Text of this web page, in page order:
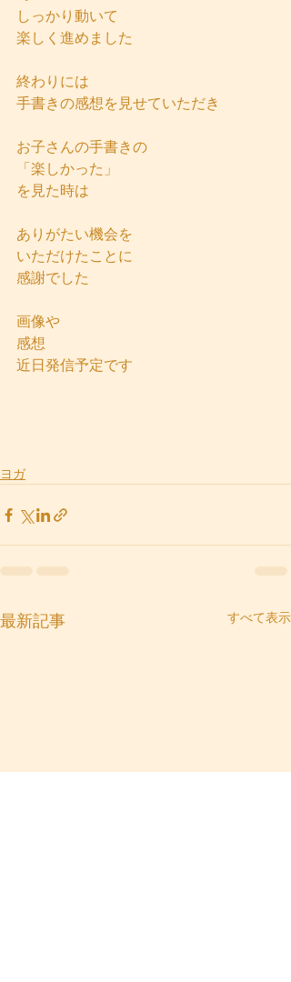
しっかり動いて
楽しく進めました
終わりには
手書きの感想を見せていただき
お子さんの手書きの
「楽しかった」
を見た時は
ありがたい機会を
いただけたことに
感謝でした
画像や
感想
近日発信予定です
ヨガ
最新記事 すべて表示